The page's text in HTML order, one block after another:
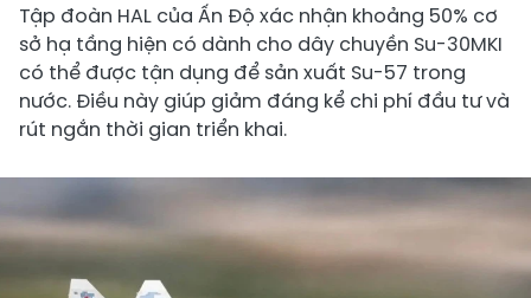
Tập đoàn HAL của Ấn Độ xác nhận khoảng 50% cơ
sở hạ tầng hiện có dành cho dây chuyền Su-30MKI
có thể được tận dụng để sản xuất Su-57 trong
nước. Điều này giúp giảm đáng kể chi phí đầu tư và
rút ngắn thời gian triển khai.